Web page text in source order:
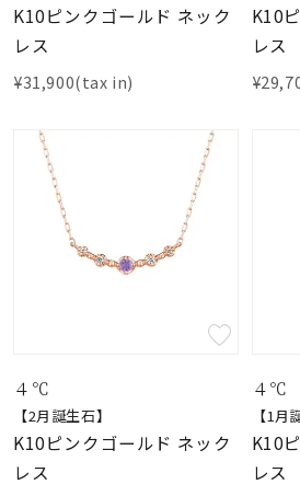
K10ピンクゴールド ネック
レス
¥31,900(tax in)
K10
レス
４℃
【2月誕生石】
K10ピンクゴールド ネック
レス
４℃
【1月
K10
レス